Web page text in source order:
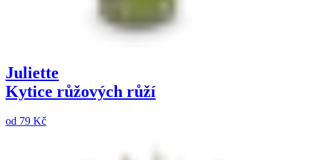
Juliette
Kytice růžových růží
od 79 Kč